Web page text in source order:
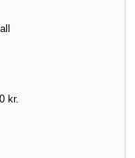
kr.